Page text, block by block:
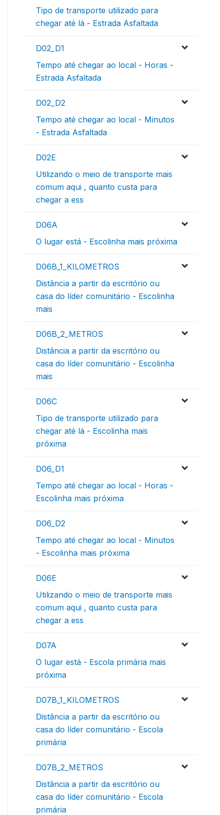
Tipo de transporte utilizado para
chegar até lá - Estrada Asfaltada
D02_D1
Tempo até chegar ao local - Horas -
Estrada Asfaltada
D02_D2
Tempo até chegar ao local - Minutos
- Estrada Asfaltada
D02E
Utilizando o meio de transporte mais
comum aqui , quanto custa para
chegar a ess
D06A
O lugar está - Escolinha mais próxima
D06B_1_KILOMETROS
Distância a partir da escritório ou
casa do líder comunitário - Escolinha
mais
D06B_2_METROS
Distância a partir da escritório ou
casa do líder comunitário - Escolinha
mais
D06C
Tipo de transporte utilizado para
chegar até lá - Escolinha mais
próxima
D06_D1
Tempo até chegar ao local - Horas -
Escolinha mais próxima
D06_D2
Tempo até chegar ao local - Minutos
- Escolinha mais próxima
D06E
Utilizando o meio de transporte mais
comum aqui , quanto custa para
chegar a ess
D07A
O lugar está - Escola primária mais
próxima
D07B_1_KILOMETROS
Distância a partir da escritório ou
casa do líder comunitário - Escola
primária
D07B_2_METROS
Distância a partir da escritório ou
casa do líder comunitário - Escola
primária